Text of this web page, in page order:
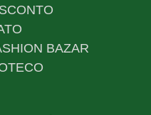
BAZAR